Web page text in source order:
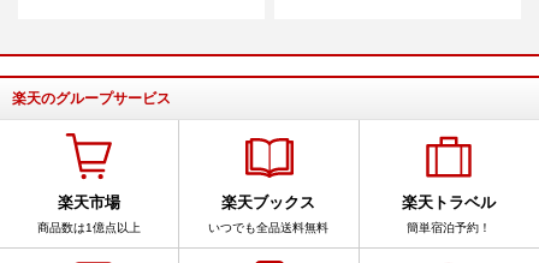
楽天のグループサービス
楽天市場
商品数は1億点以上
楽天ブックス
いつでも全品送料無料
楽天トラベル
簡単宿泊予約！